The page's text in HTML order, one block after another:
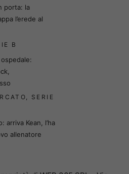
porta: la
l’erede al
B
SERIE
arriva Kean, l’ha
allenatore